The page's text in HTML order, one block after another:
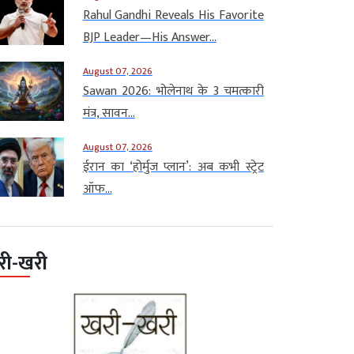
Rahul Gandhi Reveals His Favorite
BJP Leader—His Answer...
August 07, 2026
Sawan 2026: भोलेनाथ के 3 चमत्कारी
मंत्र, सावन...
August 07, 2026
ईरान का ‘होर्मुज प्लान’: अब कभी स्ट्रेट
ऑफ...
खरी